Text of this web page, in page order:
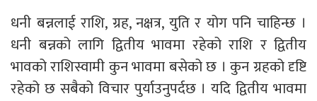
धनी बन्नलाई राशि, ग्रह, नक्षत्र, युति र योग पनि चाहिन्छ ।
धनी बन्नको लागि द्वितीय भावमा रहेको राशि र द्वितीय
भावको राशिस्वामी कुन भावमा बसेको छ । कुन ग्रहको दृष्टि
रहेको छ सबैको विचार पुर्याउनुपर्दछ । यदि द्वितीय भावमा